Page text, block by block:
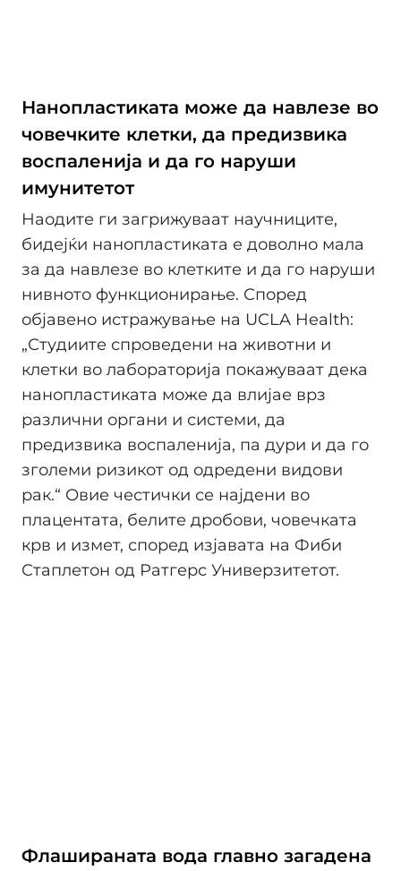
Нанопластиката може да навлезе во
човечките клетки, да предизвика
воспаленија и да го наруши
имунитетот
Наодите ги загрижуваат научниците,
бидејќи нанопластиката е доволно мала
за да навлезе во клетките и да го наруши
нивното функционирање. Според
објавено истражување на UCLA Health:
„Студиите спроведени на животни и
клетки во лабораторија покажуваат дека
нанопластиката може да влијае врз
различни органи и системи, да
предизвика воспаленија, па дури и да го
зголеми ризикот од одредени видови
рак.“ Овие честички се најдени во
плацентата, белите дробови, човечката
крв и измет, според изјавата на Фиби
Стаплетон од Ратгерс Универзитетот.
Флашираната вода главно загадена